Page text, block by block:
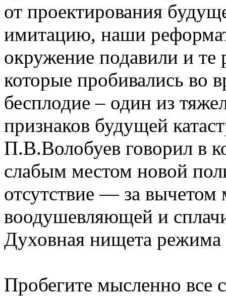
от проектирования
имитацию, наши
окружение подавили и те
которые пробивались во
бесплодие – один из
признаков будущей
П.В.Волобуев говорил в
слабым местом новой
отсутствие — за
воодушевляющей и
Духовная нищета режима
Пробегите мысленно все